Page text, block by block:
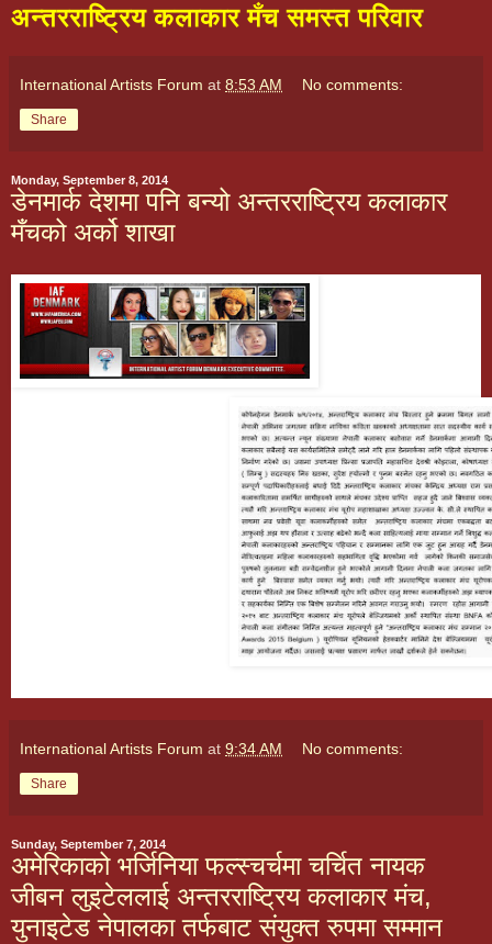
अन्तरराष्ट्रिय कलाकार मँच समस्त परिवार
International Artists Forum at 8:53 AM No comments:
Share
Monday, September 8, 2014
डेनमार्क देशमा पनि बन्यो अन्तरराष्ट्रिय कलाकार
मँचको अर्को शाखा
International Artists Forum at 9:34 AM No comments:
Share
Sunday, September 7, 2014
अमेरिकाको भर्जिनिया फल्स्चर्चमा चर्चित नायक
जीबन लुइटेललाई अन्तरराष्ट्रिय कलाकार मंच,
युनाइटेड नेपालका तर्फबाट संयुक्त रुपमा सम्मान